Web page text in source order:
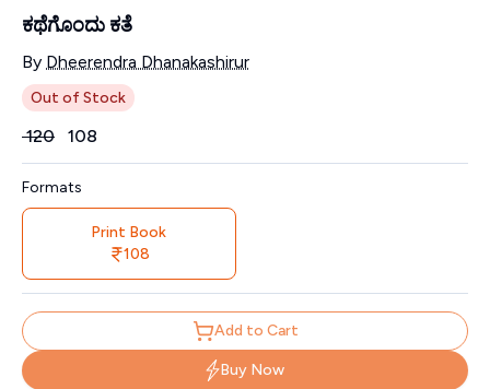
ಕಥೆಗೊಂದು ಕತೆ
Contributors
By Dheerendra Dhanakashirur
Out of Stock
Price
₹120 108
Formats
Print Book
108
Add to Cart
Buy Now